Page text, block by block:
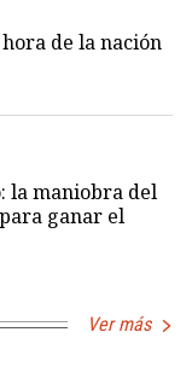
de la nación
la maniobra del
ganar el
Ver más